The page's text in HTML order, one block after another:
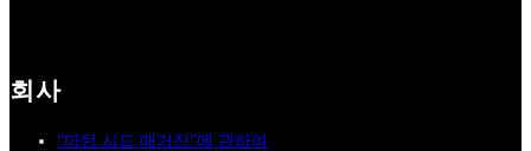
회사
“마틴 시드 매거진”에 관하여